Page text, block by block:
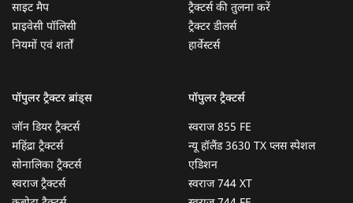
साइट मैप
प्राइवेसी पॉलिसी
नियमों एवं शर्तों
ट्रैक्टर्स की तुलना करें
ट्रैक्टर डीलर्स
हार्वेस्टर्स
पॉपुलर ट्रैक्टर ब्रांड्स
जॉन डियर ट्रैक्टर्स
महिंद्रा ट्रैक्टर्स
सोनालिका ट्रैक्टर्स
स्वराज ट्रैक्टर्स
पॉपुलर ट्रैक्टर्स
स्वराज 855 FE
न्यू हॉलैंड 3630 TX प्लस स्पेशल
एडिशन
स्वराज 744 XT